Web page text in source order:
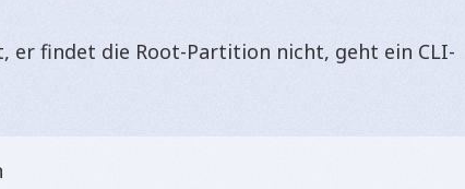
er findet die Root-Partition nicht, geht ein CLI-